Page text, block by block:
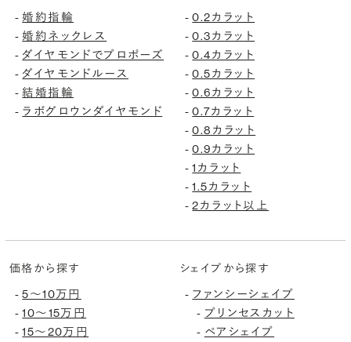
-婚約指輪
-婚約ネックレス
-ダイヤモンドでプロポーズ
-ダイヤモンドルース
-結婚指輪
- ラボグロウンダイヤモンド
-0.2カラット
-0.3カラット
-0.4カラット
-0.5カラット
-0.6カラット
-0.7カラット
-0.8カラット
-0.9カラット
-1カラット
-1.5カラット
-2カラット以上
価格から探す
-5〜10万円
-10〜15万円
-15〜20万円
シェイプから探す
- ファンシーシェイプ
- プリンセスカット
- ペアシェイプ